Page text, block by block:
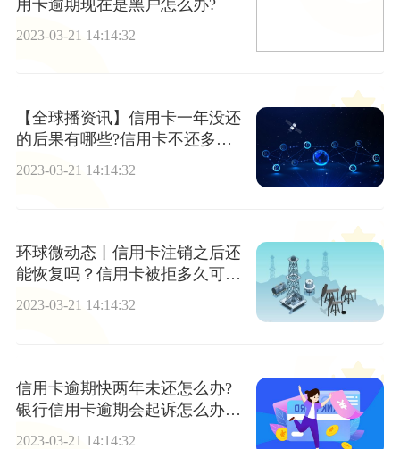
用卡逾期现在是黑户怎么办?
2023-03-21 14:14:32
【全球播资讯】信用卡一年没还
的后果有哪些?信用卡不还多少
年就没事了?
2023-03-21 14:14:32
环球微动态丨信用卡注销之后还
能恢复吗？信用卡被拒多久可以
重新申请？
2023-03-21 14:14:32
信用卡逾期快两年未还怎么办?
银行信用卡逾期会起诉怎么办?
2023-03-21 14:14:32